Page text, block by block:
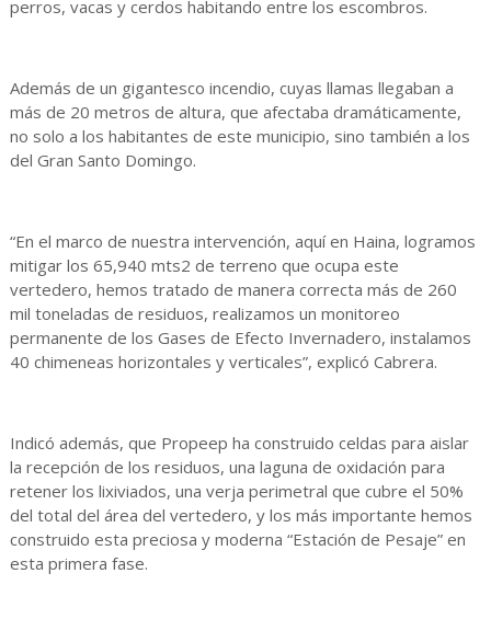
perros, vacas y cerdos habitando entre los escombros.
Además de un gigantesco incendio, cuyas llamas llegaban a
más de 20 metros de altura, que afectaba dramáticamente,
no solo a los habitantes de este municipio, sino también a los
del Gran Santo Domingo.
“En el marco de nuestra intervención, aquí en Haina, logramos
mitigar los 65,940 mts2 de terreno que ocupa este
vertedero, hemos tratado de manera correcta más de 260
mil toneladas de residuos, realizamos un monitoreo
permanente de los Gases de Efecto Invernadero, instalamos
40 chimeneas horizontales y verticales”, explicó Cabrera.
Indicó además, que Propeep ha construido celdas para aislar
la recepción de los residuos, una laguna de oxidación para
retener los lixiviados, una verja perimetral que cubre el 50%
del total del área del vertedero, y los más importante hemos
construido esta preciosa y moderna “Estación de Pesaje” en
esta primera fase.